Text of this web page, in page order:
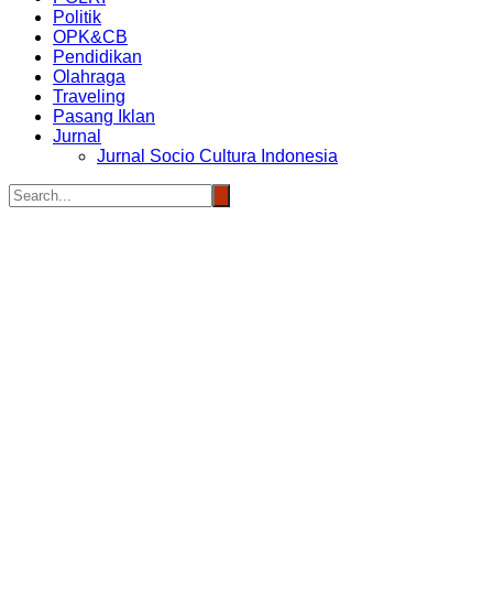
Politik
OPK&CB
Pendidikan
Olahraga
Traveling
Pasang Iklan
Jurnal
Jurnal Socio Cultura Indonesia